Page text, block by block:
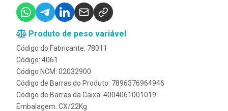
Produto de peso variável
Código do Fabricante: 78011
Código: 4061
Código NCM: 02032900
Código de Barras do Produto: 7896376964946
Código de Barras da Caixa: 4004061001019
Embalagem: CX/22Kg